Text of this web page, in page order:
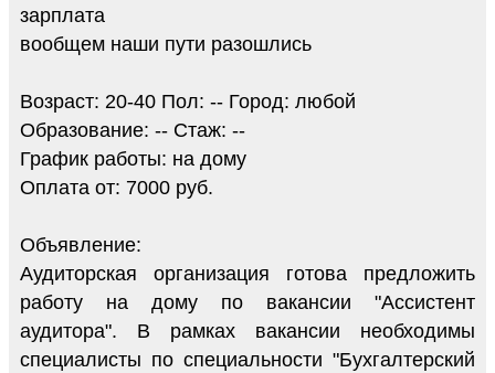
зарплата
вообщем наши пути разошлись
Возраст: 20-40 Пол: -- Город: любой
Образование: -- Стаж: --
График работы: на дому
Оплата от: 7000 руб.
Объявление:
Аудиторская организация готова предложить
работу на дому по вакансии "Ассистент
аудитора". В рамках вакансии необходимы
специалисты по специальности "Бухгалтерский